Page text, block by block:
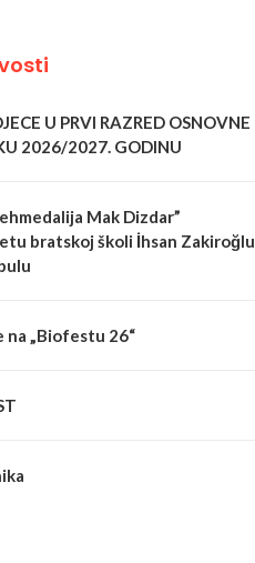
U PRVI RAZRED OSNOVNE
2026/2027. GODINU
Mak Dizdar”
bratskoj školi İhsan Zakiroğlu
na „Biofestu 26“